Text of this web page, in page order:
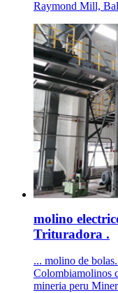
Raymond Mill,
molino
Trituradora .
... molino de
Colombiamolinos
mineria peru